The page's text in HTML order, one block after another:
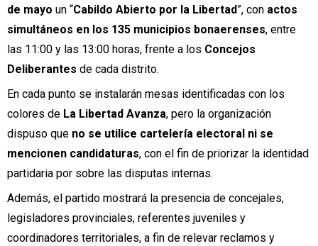
de mayo un “Cabildo Abierto por la Libertad”, con actos
simultáneos en los 135 municipios bonaerenses, entre
las 11:00 y las 13:00 horas, frente a los Concejos
Deliberantes de cada distrito.
En cada punto se instalarán mesas identificadas con los
colores de La Libertad Avanza, pero la organización
dispuso que no se utilice cartelería electoral ni se
mencionen candidaturas, con el fin de priorizar la identidad
partidaria por sobre las disputas internas.
Además, el partido mostrará la presencia de concejales,
legisladores provinciales, referentes juveniles y
coordinadores territoriales, a fin de relevar reclamos y